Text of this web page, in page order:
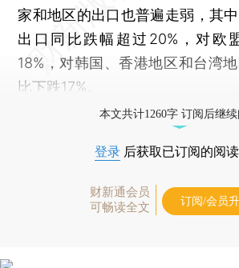
家和地区的出口也普遍走弱，其
出口同比跌幅超过20%，对欧
18%，对韩国、香港地区和台湾
比下跌17%。
本文共计1260字 订阅后继
登录 后获取已订阅的阅
财新通会员
可畅读全文
订阅/会员